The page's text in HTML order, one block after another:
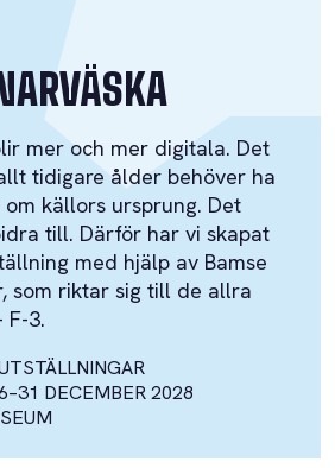
mer och mer digitala. Det
tidigare ålder behöver ha
källors ursprung. Det
till. Därför har vi skapat
med hjälp av Bamse
som riktar sig till de allra
F-3.
–31 DECEMBER 2028